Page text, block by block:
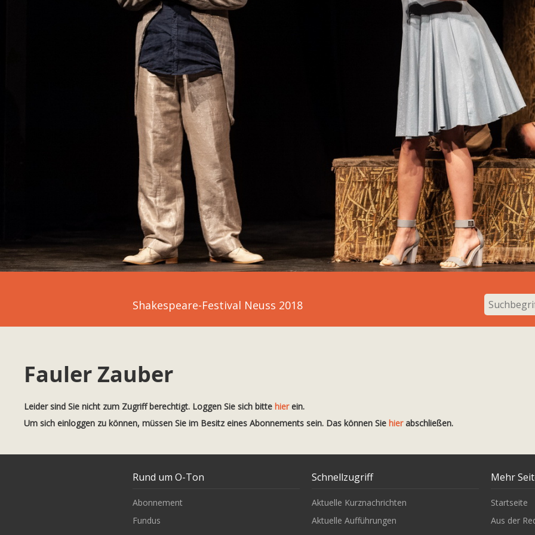
Shakespeare-Festival Neuss 2018
Fauler Zauber
Leider sind Sie nicht zum Zugriff berechtigt. Loggen Sie sich bitte hierein.
Um sich einloggen zu können, müssen Sie im Besitz eines Abonnements sein. Das können Sie hierabschließen.
Rund um O-Ton
Abonnement
Fundus
Schnellzugriff
Aktuelle Kurznachrichten
Aktuelle Aufführungen
Mehr
Startseite
Aus der